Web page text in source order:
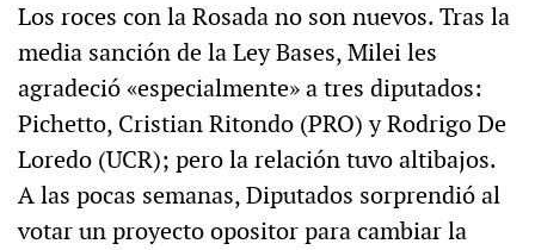
Los roces con la Rosada no son nuevos. Tras la
media sanción de la Ley Bases, Milei les
agradeció «especialmente» a tres diputados:
Pichetto, Cristian Ritondo (PRO) y Rodrigo De
Loredo (UCR); pero la relación tuvo altibajos.
A las pocas semanas, Diputados sorprendió al
votar un proyecto opositor para cambiar la